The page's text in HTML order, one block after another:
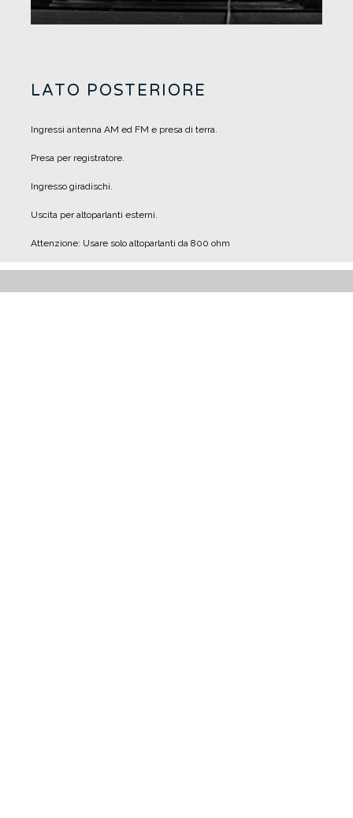
LATO POSTERIORE
Ingressi antenna AM ed FM e presa di terra.
Presa per registratore.
Ingresso giradischi.
Uscita per altoparlanti esterni.
Attenzione: Usare solo altoparlanti da 800 ohm